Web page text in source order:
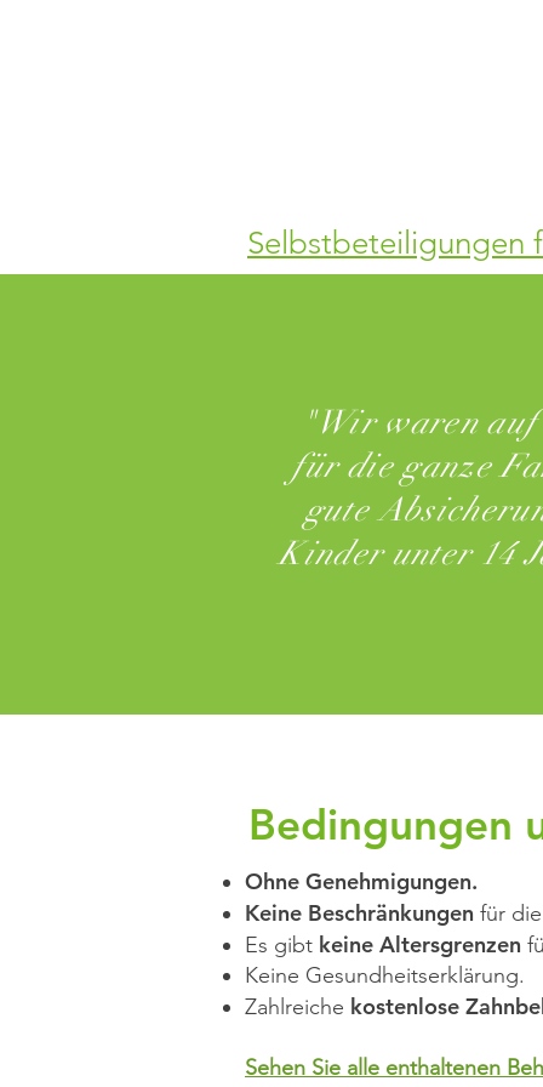
Selbstbeteiligungen
"Wir waren auf
für die ganze
gute
Kinder unter 14
Bedingungen
Ohne Genehmigungen.
Keine Beschränkungen für
Es gibt keine Altersgrenzen
Keine Gesundheitserklärung.
Zahlreiche kostenlose
Sehen Sie alle enthaltenen